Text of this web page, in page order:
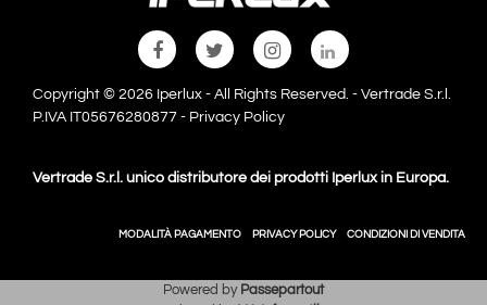
Copyright © 2026 Iperlux - All Rights Reserved. - Vertrade S.r.l.
P.IVA IT05676280877 - Privacy Policy
Vertrade S.r.l. unico distributore dei prodotti Iperlux in Europa.
MODALITÀ PAGAMENTO PRIVACY POLICY CONDIZIONI DI VENDITA
Powered by Passepartout